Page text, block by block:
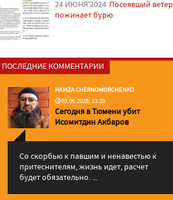
24 ИЮНЯ'2024 Посеявший ветер
пожинает бурю
ПОСЛЕДНИЕ КОММЕНТАРИИ
HAMZA CHERNOMORCHENKO
03.06.2026, 23:29
Сегодня в Тюмени убит
Исомитдин Акбаров
Со скорбью к павшим и ненавестью к
притеснителям, жизнь идет, расчет
будет обязательно. ...